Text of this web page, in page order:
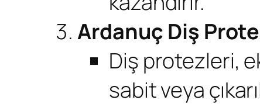
Ardanuç Diş
Diş protezleri,
sabit veya